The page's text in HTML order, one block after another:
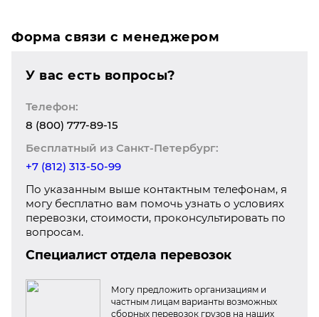
Форма связи с менеджером
У вас есть вопросы?
Телефон:
8 (800) 777-89-15
Бесплатный из Санкт-Петербург:
+7 (812) 313-50-99
По указанным выше контактным телефонам, я
могу бесплатно вам помочь узнать о условиях
перевозки, стоимости, проконсультировать по
вопросам.
Специалист отдела перевозок
Могу предложить организациям и
частным лицам варианты возможных
сборных перевозок грузов на наших